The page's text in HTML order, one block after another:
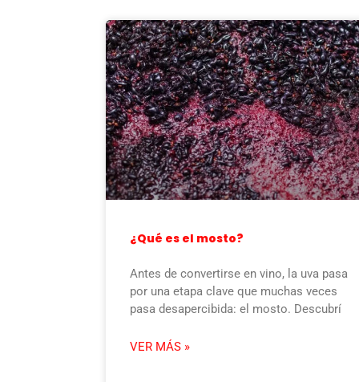
¿Qué es el mosto?
Antes de convertirse en vino, la uva pasa
por una etapa clave que muchas veces
pasa desapercibida: el mosto. Descubrí
VER MÁS »